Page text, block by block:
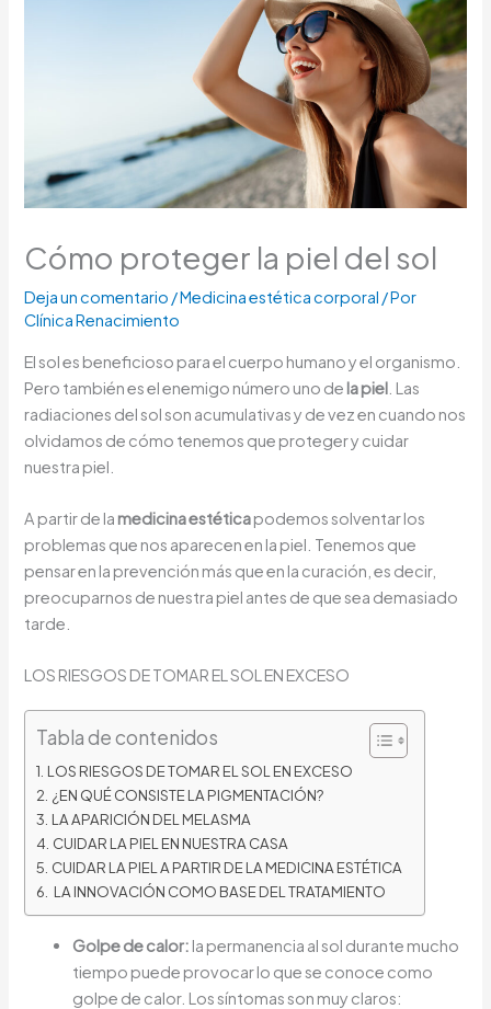
Cómo proteger la piel del sol
Deja un comentario /Medicina estética corporal / Por
Clínica Renacimiento
El sol es beneficioso para el cuerpo humano y el organismo.
Pero también es el enemigo número uno de la piel . Las
radiaciones del sol son acumulativas y de vez en cuando nos
olvidamos de cómo tenemos que proteger y cuidar
nuestra piel.
A partir de la medicina estéticapodemos solventar los
problemas que nos aparecen en la piel. Tenemos que
pensar en la prevención más que en la curación, es decir,
preocuparnos de nuestra piel antes de que sea demasiado
tarde.
LOS RIESGOS DE TOMAR EL SOL EN EXCESO
Tabla de contenidos
LOS RIESGOS DE TOMAR EL SOL EN EXCESO
¿EN QUÉ CONSISTE LA PIGMENTACIÓN?
LA APARICIÓN DEL MELASMA
CUIDAR LA PIEL EN NUESTRA CASA
CUIDAR LA PIEL A PARTIR DE LA MEDICINA ESTÉTICA
LA INNOVACIÓN COMO BASE DEL TRATAMIENTO
Golpe de calor: la permanencia al sol durante mucho
tiempo puede provocar lo que se conoce como
golpe de calor. Los síntomas son muy claros: